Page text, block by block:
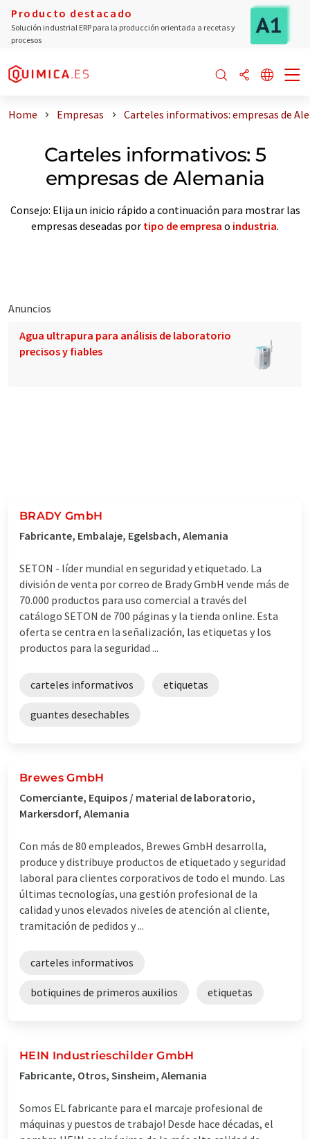
Producto destacado
Solución industrial ERP para la producción orientada a recetas y
procesos
Home Empresas Carteles informativos: empresas de
Carteles informativos: 5
empresas de Alemania
Consejo: Elija un inicio rápido a continuación para mostrar las
empresas deseadas por tipo de empresa o industria.
Anuncios
Agua ultrapura para análisis de laboratorio
precisos y fiables
BRADY GmbH
Fabricante, Embalaje, Egelsbach, Alemania
SETON - líder mundial en seguridad y etiquetado. La
división de venta por correo de Brady GmbH vende más de
70.000 productos para uso comercial a través del
catálogo SETON de 700 páginas y la tienda online. Esta
oferta se centra en la señalización, las etiquetas y los
productos para la seguridad ...
carteles informativos etiquetas
guantes desechables
Brewes GmbH
Comerciante, Equipos / material de laboratorio,
Markersdorf, Alemania
Con más de 80 empleados, Brewes GmbH desarrolla,
produce y distribuye productos de etiquetado y seguridad
laboral para clientes corporativos de todo el mundo. Las
últimas tecnologías, una gestión profesional de la
calidad y unos elevados niveles de atención al cliente,
tramitación de pedidos y ...
carteles informativos
botiquines de primeros auxilios etiquetas
HEIN Industrieschilder GmbH
Fabricante, Otros, Sinsheim, Alemania
Somos EL fabricante para el marcaje profesional de
máquinas y puestos de trabajo! Desde hace décadas, el